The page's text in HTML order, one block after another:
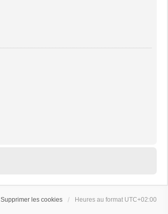
Supprimer les cookies Heures au format UTC+02:00